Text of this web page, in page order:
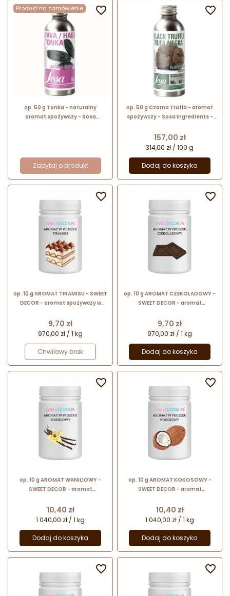
Produkt na zamówienie
op. 50 g Tonka - naturalny
aromat spożywczy - Sosa
Zapytaj o produkt

op. 50 g Czarna Trufla - aromat
spożywczy - Sosa Ingredients -
bazie gliceryny
Cena
157,00 zł
314,00 zł / 100 g
Dodaj do koszyka

op. 10 g AROMAT TIRAMISU - SWEET
DECOR - aromat spożywczy w
Cena
9,70 zł
970,00 zł / 1 kg
Chwilowy brak

op. 10 g AROMAT CZEKOLADOWY -
SWEET DECOR - aromat
smak i zapach
Cena
9,70 zł
970,00 zł / 1 kg
Dodaj do koszyka

op. 10 g AROMAT WANILIOWY -
SWEET DECOR - aromat
smak i zapach
Cena
10,40 zł
1 040,00 zł / 1 kg
Dodaj do koszyka

op. 10 g AROMAT KOKOSOWY -
SWEET DECOR - aromat
smak i zapach
Cena
10,40 zł
1 040,00 zł / 1 kg
Dodaj do koszyka

 